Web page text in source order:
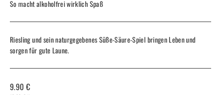
So macht alkoholfrei wirklich Spaß
Riesling und sein naturgegebenes Süße-Säure-Spiel bringen Leben und
sorgen für gute Laune.
Normaler
9.90 €